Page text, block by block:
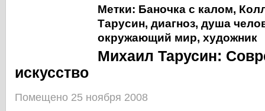
Метки: Баночка с калом,
Тарусин, диагноз, душа
окружающий мир, художник
Михаил Тарусин:
искусство
Помещено 25 ноября 2008